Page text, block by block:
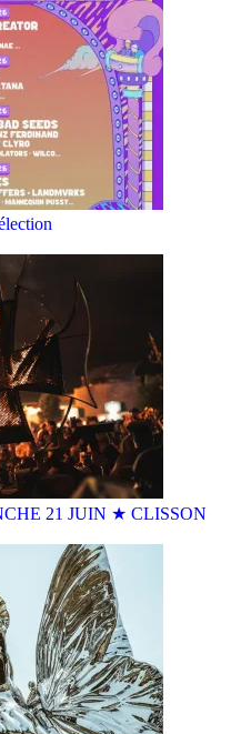
21 JUIN ★ CLISSON